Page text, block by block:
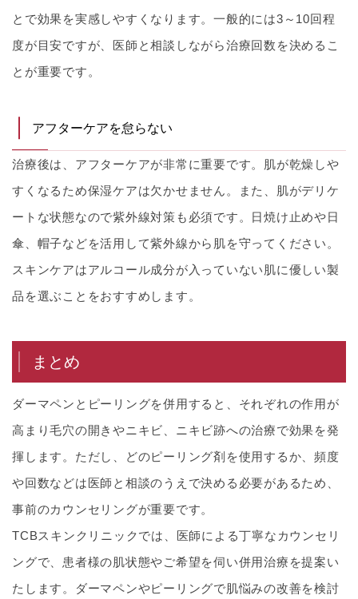
とで効果を実感しやすくなります。一般的には3～10回程
度が目安ですが、医師と相談しながら治療回数を決めるこ
とが重要です。
アフターケアを怠らない
治療後は、アフターケアが非常に重要です。肌が乾燥しや
すくなるため保湿ケアは欠かせません。また、肌がデリケ
ートな状態なので紫外線対策も必須です。日焼け止めや日
傘、帽子などを活用して紫外線から肌を守ってください。
スキンケアはアルコール成分が入っていない肌に優しい製
品を選ぶことをおすすめします。
まとめ
ダーマペンとピーリングを併用すると、それぞれの作用が
高まり毛穴の開きやニキビ、ニキビ跡への治療で効果を発
揮します。ただし、どのピーリング剤を使用するか、頻度
や回数などは医師と相談のうえで決める必要があるため、
事前のカウンセリングが重要です。
TCBスキンクリニックでは、医師による丁寧なカウンセリ
ングで、患者様の肌状態やご希望を伺い併用治療を提案い
たします。ダーマペンやピーリングで肌悩みの改善を検討